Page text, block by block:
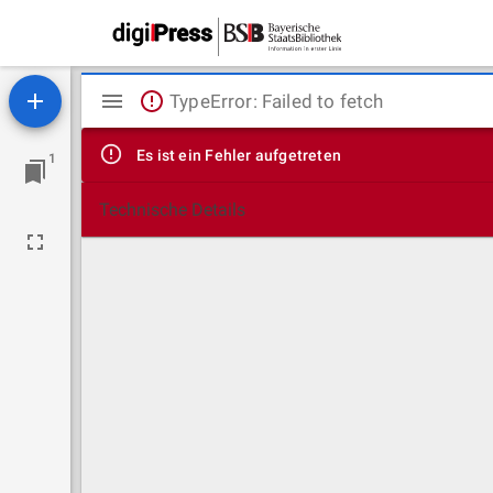
1
Mirador
Viewer
TypeError: Failed to fetch
Es ist ein Fehler aufgetreten
Technische Details